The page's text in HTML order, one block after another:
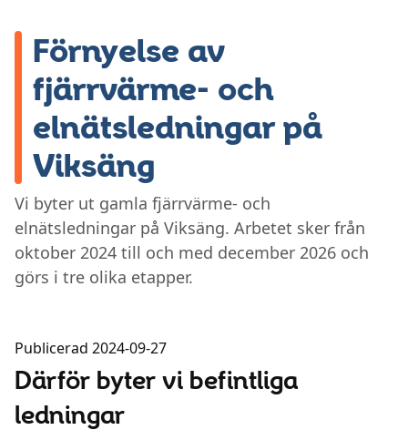
Fjärrvärme
Vatten & avlopp
Hållbarhet
Kundcenter
Avbrott
Förnyelse av
fjärrvärme- och
elnätsledningar på
Viksäng
Vi byter ut gamla fjärrvärme- och
elnätsledningar på Viksäng. Arbetet sker från
oktober 2024 till och med december 2026 och
görs i tre olika etapper.
Publicerad 2024-09-27
Därför byter vi befintliga
ledningar